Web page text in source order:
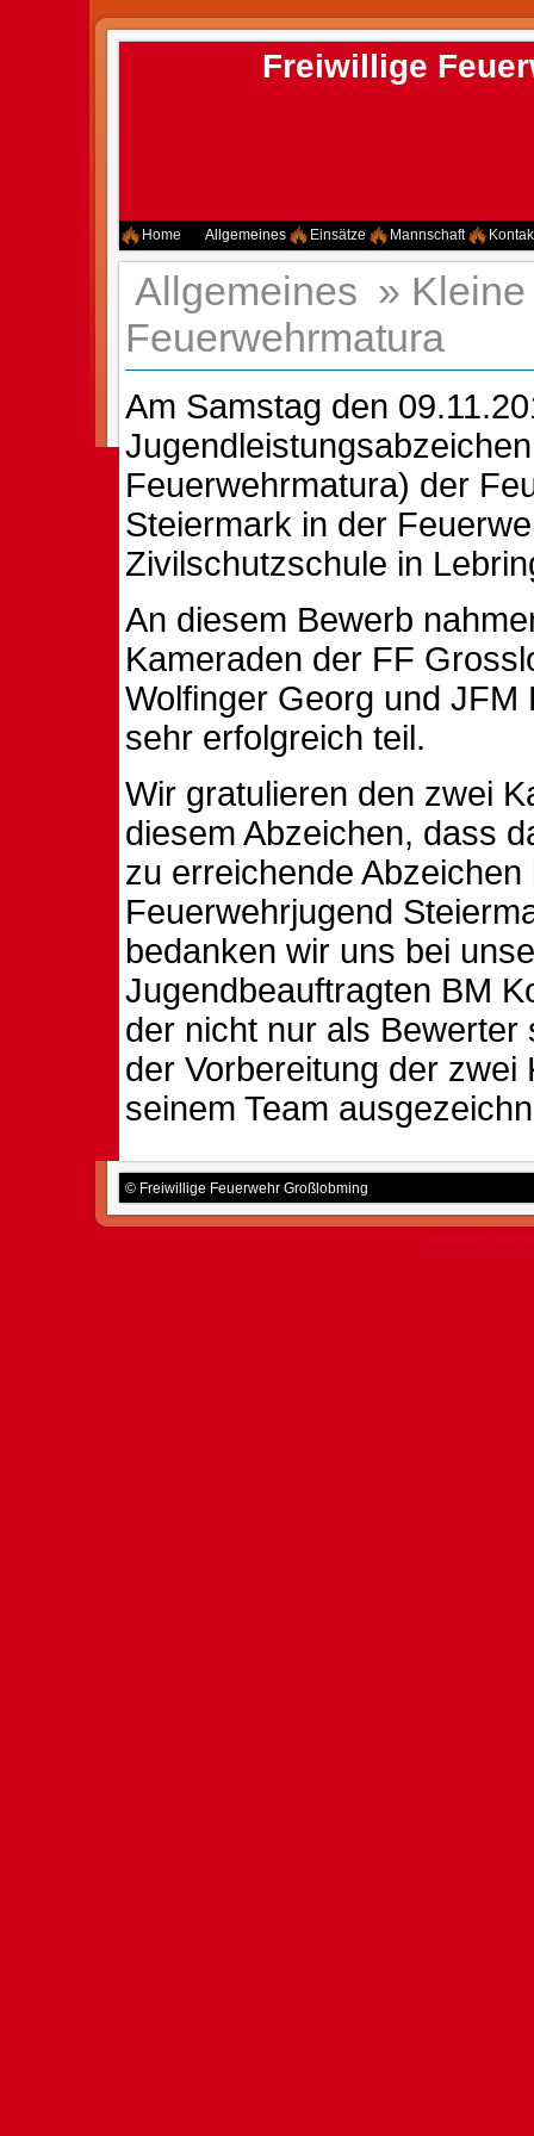
Freiwillige
Home Allgemeines Einsätze Mannschaft
Allgemeines » Kleine
Feuerwehrmatura
Am Samstag den
Feuerwehrmatura) der
Steiermark in der
Zivilschutzschule in
An diesem Bewerb
Kameraden der FF
Wolfinger Georg und JFM
sehr erfolgreich teil.
Wir gratulieren den zwei
diesem Abzeichen, dass
zu erreichende Abzeichen
Feuerwehrjugend
bedanken wir uns bei
Jugendbeauftragten BM
der nicht nur als Bewerter
der Vorbereitung der zwei
seinem Team
© Freiwillige Feuerwehr Großlobming